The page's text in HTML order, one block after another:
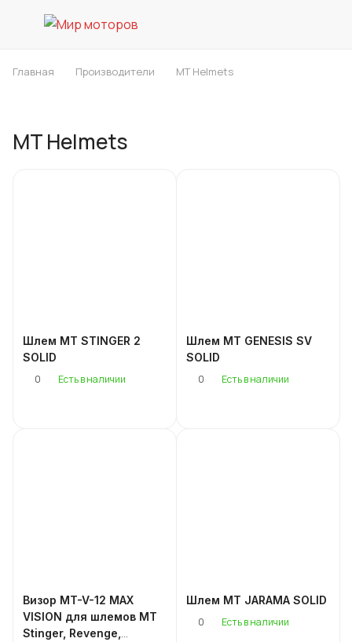
Главная Производители MT Helmets
MT Helmets
Шлем MT STINGER 2
SOLID
0
Есть в наличии
Шлем MT GENESIS SV
SOLID
0
Есть в наличии
Визор MT-V-12 MAX
VISION для шлемов MT
Stinger, Revenge,
Шлем MT JARAMA SOLID
0
Есть в наличии